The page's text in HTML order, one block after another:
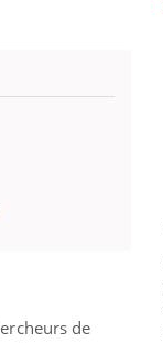
de
» pour
de bilan de